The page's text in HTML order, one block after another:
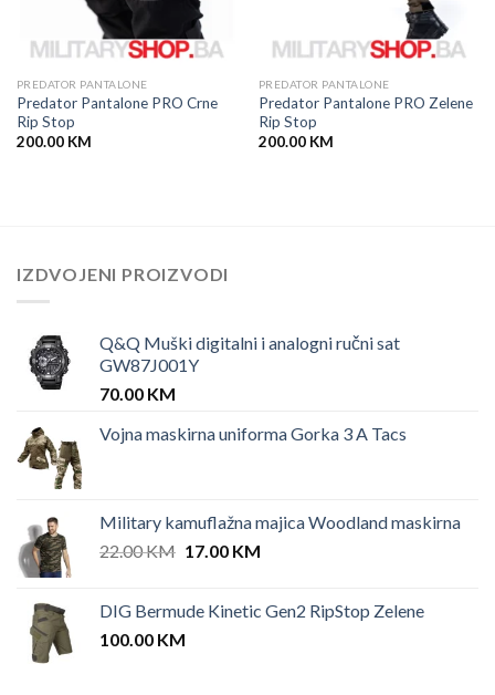
PREDATOR PANTALONE
Predator Pantalone PRO Crne
Rip Stop
200.00 KM
PREDATOR PANTALONE
Predator Pantalone PRO Zelene
Rip Stop
200.00 KM
IZDVOJENI PROIZVODI
Q&Q Muški digitalni i analogni ručni sat
GW87J001Y
70.00 KM
Vojna maskirna uniforma Gorka 3 A Tacs
Military kamuflažna majica Woodland maskirna
22.00KM Original
22.00 KM.
17.00 KMCurrent
17.00 KM.
DIG Bermude Kinetic Gen2 RipStop Zelene
100.00 KM